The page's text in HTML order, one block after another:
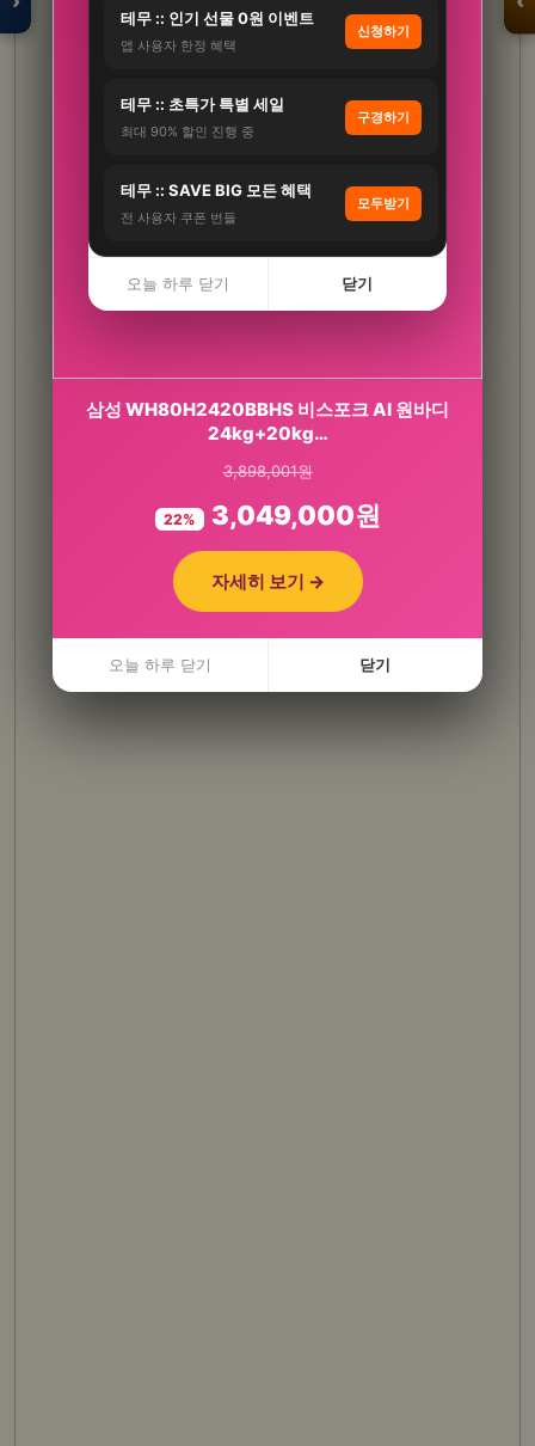
테무 :: 인기 선물 0원 이벤트
앱 사용자 한정 혜택
신청하기
테무 :: 초특가 특별 세일
최대 90% 할인 진행 중
구경하기
테무 :: SAVE BIG 모든 혜택
전 사용자 쿠폰 번들
모두받기
오늘 하루 닫기 닫기
모어네이처 발효 홍국 콜레스테롤 케어 HDL LDL
모나콜린 K 엽산…
150,000원
84% 24,300원
자세히 보기 →
오늘 하루 닫기 닫기
삼성 WH80H2420BBHS 비스포크 AI 원바디
24kg+20kg…
3,898,001원
22% 3,049,000원
자세히 보기 →
오늘 하루 닫기 닫기